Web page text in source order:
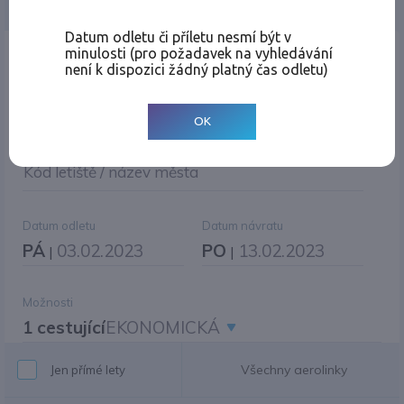
Místo odletu
Kód letiště / název města
Datum odletu
PÁ | 03.02.2023
Datum návratu
PO | 13.02.2023
Možnosti
1 cestujícíEKONOMICKÁ
Jen přímé lety Všechny aerolinky
Datum odletu či příletu nesmí být v
minulosti (pro požadavek na vyhledávání
není k dispozici žádný platný čas odletu)
OK